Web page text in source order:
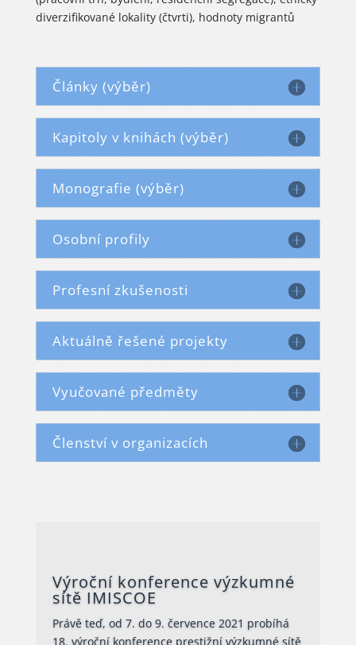
diverzifikované lokality (čtvrti), hodnoty migrantů
Články (výběr)
Kapitoly v knihách (výběr)
Monografie (výběr)
Osobní profily
Profesní zkušenosti
Aktuálně řešené projekty
Vyučované předměty
Členství v organizacích
Výroční konference výzkumné
sítě IMISCOE
Právě teď, od 7. do 9. července 2021 probíhá
18. výroční konference prestižní výzkumné sítě